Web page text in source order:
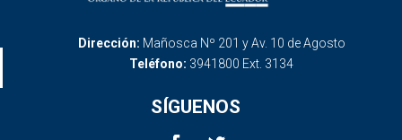
Dirección: Mañosca Nº 201 y Av. 10 de Agosto
Teléfono: 3941800 Ext. 3134
SÍGUENOS